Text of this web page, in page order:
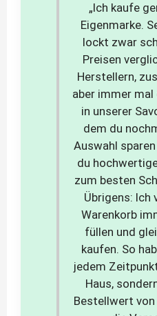
„Ich kaufe
Eigenmarke.
lockt zwar
Preisen
Herstellern,
aber immer
in unserer
dem du
Auswahl
du
zum besten
Übrigens: Ich
Warenkorb
füllen und
kaufen. So
jedem
Haus,
Bestellwert von